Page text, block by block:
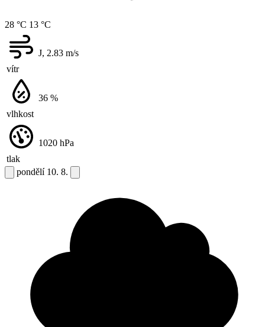
28 °C 13 °C
vítr
J, 2.83 m/s
vlhkost
36 %
tlak
1020 hPa
pondělí 10. 8.